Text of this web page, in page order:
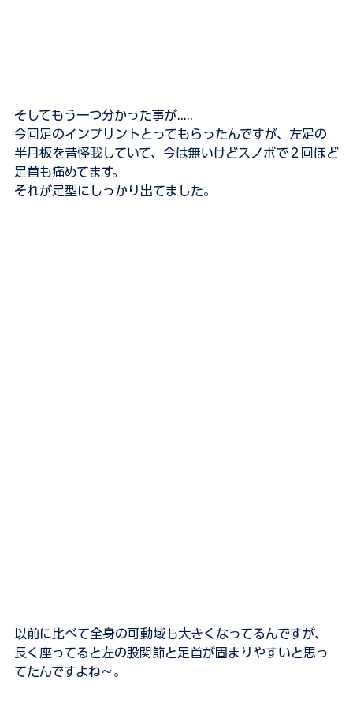
そしてもう一つ分かった事が.....
今回足のインプリントとってもらったんですが、左足の
半月板を昔怪我していて、今は無いけどスノボで２回ほど
足首も痛めてます。
それが足型にしっかり出てました。
以前に比べて全身の可動域も大きくなってるんですが、
長く座ってると左の股関節と足首が固まりやすいと思っ
てたんですよね〜。